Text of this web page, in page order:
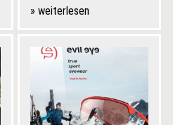
» weiterlesen